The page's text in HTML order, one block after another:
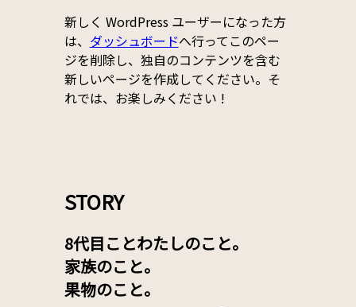
新しく WordPress ユーザーになった方
は、 ダッシュボードへ行ってこのペー
ジを削除し、独自のコンテンツを含む
新しいページを作成してください。そ
れでは、お楽しみください !
STORY
8代目ことわたしのこと。
家族のこと。
果物のこと。